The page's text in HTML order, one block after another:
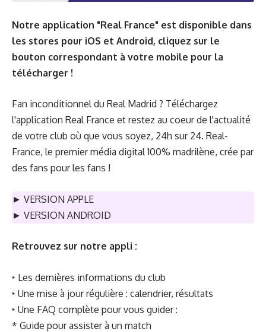
Notre application "Real France" est disponible dans
les stores pour iOS et Android, cliquez sur le
bouton correspondant à votre mobile pour la
télécharger !
Fan inconditionnel du Real Madrid ? Téléchargez
l'application Real France et restez au coeur de l'actualité
de votre club où que vous soyez, 24h sur 24. Real-
France, le premier média digital 100% madrilène, crée par
des fans pour les fans !
► VERSION APPLE
► VERSION ANDROID
Retrouvez sur notre appli :
‣ Les dernières informations du club
‣ Une mise à jour régulière : calendrier, résultats
‣ Une FAQ complète pour vous guider :
* Guide pour assister à un match